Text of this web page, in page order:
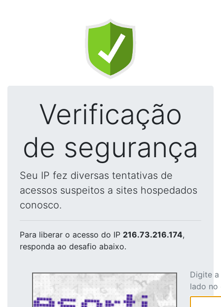
Verificação
de segurança
Seu IP fez diversas tentativas de
acessos suspeitos a sites hospedados
conosco.
Para liberar o acesso do IP 216.73.216.174,
responda ao desafio abaixo.
Digite
lado no